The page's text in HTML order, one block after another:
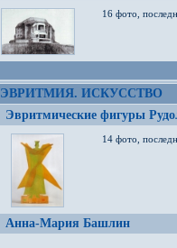
16 фото,
ЭВРИТМИЯ. ИСКУССТВО
Эвритмические фигуры
14 фото,
Анна-Мария Башлин